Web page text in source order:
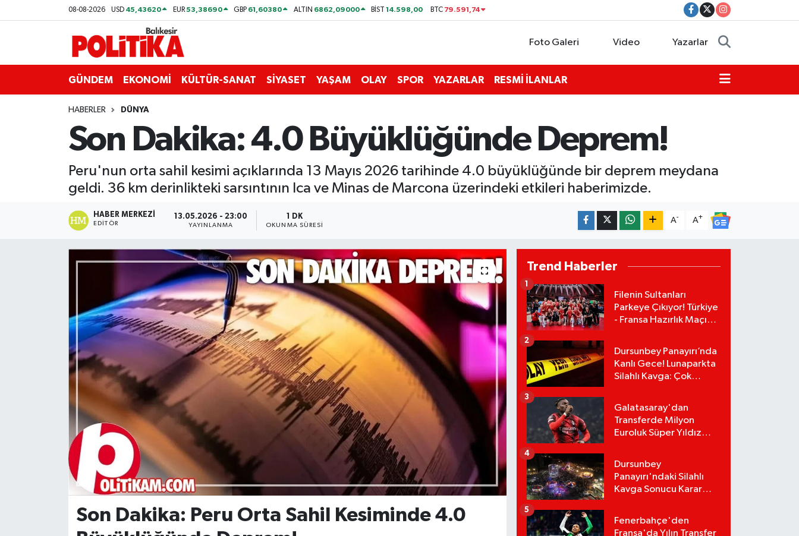
08-08-2026 USD 45,43620 EUR53,38690 GBP 61,60380 ALTIN 6862,09000 BİST14.598,00 BTC 79.591,74
Foto Galeri Video Yazarlar
GÜNDEM EKONOMİ KÜLTÜR-SANAT SİYASET YAŞAM OLAY SPOR YAZARLAR RESMİ İLANLAR
HABERLER DÜNYA
Son Dakika: 4.0 Büyüklüğünde Deprem!
Peru'nun orta sahil kesimi açıklarında 13 Mayıs 2026 tarihinde 4.0 büyüklüğünde bir deprem meydana
geldi. 36 km derinlikteki sarsıntının Ica ve Minas de Marcona üzerindeki etkileri haberimizde.
HABER MERKEZI
EDITÖR
13.05.2026 - 23:00
YAYINLANMA
1 DK
OKUNMA SÜRESI
A- A+
Son Dakika: Peru Orta Sahil Kesiminde 4.0
Trend Haberler
Filenin Sultanları
Parkeye Çıkıyor! Türkiye
- Fransa Hazırlık Maçı
1
Dursunbey Panayırı’nda
Kanlı Gece! Lunaparkta
Silahlı Kavga: Çok
2
Galatasaray'dan
Transferde Milyon
Euroluk Süper Yıldız
İmzalar An Meselesi!
3
Dursunbey
Panayırı'ndaki Silahlı
Kavga Sonucu Karar
4
Fenerbahçe'den
Fransa'da Yılın Transfer
5
ASTROLOJİ
Bandırma
BİYOGRAFİLER
Burhaniye
Dursunbey
Edremit
EKONOMİ
Balıkesir Nöbetçi Eczaneler
Balıkesir Hava Durumu
Balıkesir Namaz Vakitleri
Balıkesir Trafik Yoğunluk Haritası
Süper Lig Puan Durumu ve Fikstür
Tüm Manşetler
Son Dakika Haberleri